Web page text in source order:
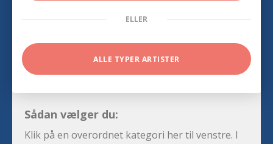
ELLER
ALLE TYPER ARTISTER
Sådan vælger du:
Klik på en overordnet kategori her til venstre. I